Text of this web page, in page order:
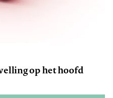
op het hoofd